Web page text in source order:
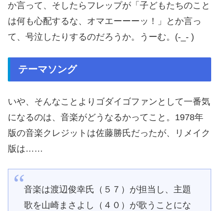
か言って、そしたらフレップが「子どもたちのこと
は何も心配するな、オマエーーーッ！」とか言っ
て、号泣したりするのだろうか。うーむ。(-_- )
テーマソング
いや、そんなことよりゴダイゴファンとして一番気
になるのは、音楽がどうなるかってこと。1978年
版の音楽クレジットは佐藤勝氏だったが、リメイク
版は……
音楽は渡辺俊幸氏（５７）が担当し、主題
歌を山崎まさよし（４０）が歌うことにな